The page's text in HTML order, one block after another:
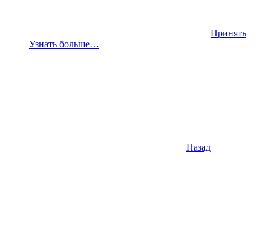
Принять
Узнать больше…
Назад